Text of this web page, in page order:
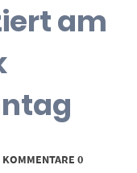
am
KOMMENTARE 0